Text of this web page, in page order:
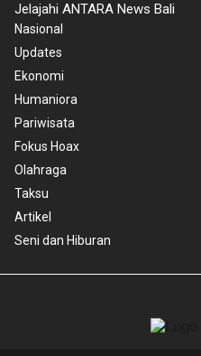
Jelajahi ANTARA News Bali
Nasional
Updates
Ekonomi
Humaniora
Pariwisata
Fokus Hoax
Olahraga
Taksu
Artikel
Seni dan Hiburan